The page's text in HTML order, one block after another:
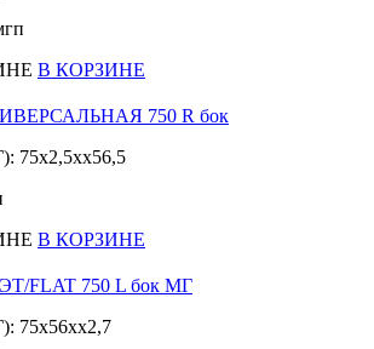
В КОРЗИНЕ
750 R бок
75x2,5xx56,5
В КОРЗИНЕ
FLAT 750 L бок МГ
75x56xx2,7